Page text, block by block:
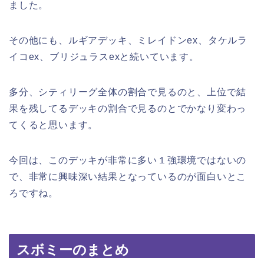
ました。
その他にも、ルギアデッキ、ミレイドンex、タケルラ
イコex、ブリジュラスexと続いています。
多分、シティリーグ全体の割合で見るのと、上位で結
果を残してるデッキの割合で見るのとでかなり変わっ
てくると思います。
今回は、このデッキが非常に多い１強環境ではないの
で、非常に興味深い結果となっているのが面白いとこ
ろですね。
スボミーのまとめ